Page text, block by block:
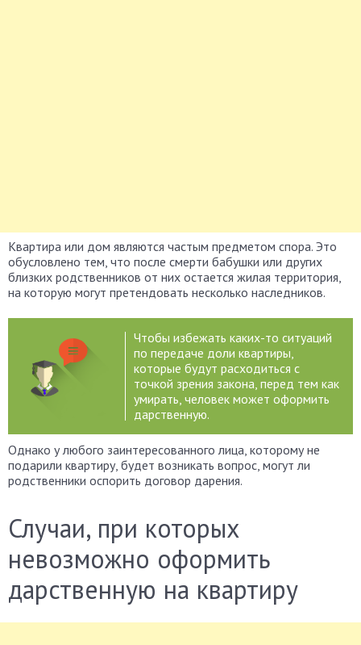
Квартира или дом являются частым предметом спора. Это
обусловлено тем, что после смерти бабушки или других
близких родственников от них остается жилая территория,
на которую могут претендовать несколько наследников.
Чтобы избежать каких-то ситуаций
по передаче доли квартиры,
которые будут расходиться с
точкой зрения закона, перед тем как
умирать, человек может оформить
дарственную.
Однако у любого заинтересованного лица, которому не
подарили квартиру, будет возникать вопрос, могут ли
родственники оспорить договор дарения.
Случаи, при которых
невозможно оформить
дарственную на квартиру